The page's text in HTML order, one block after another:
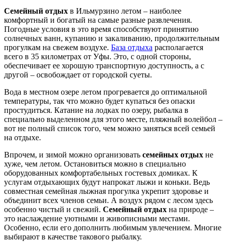
Семейный отдых в Ильмурзино летом – наиболее
комфортный и богатый на самые разные развлечения.
Погодные условия в это время способствуют принятию
солнечных ванн, купанию и закаливанию, продолжительным
прогулкам на свежем воздухе. База отдыха располагается
всего в 35 километрах от Уфы. Это, с одной стороны,
обеспечивает ее хорошую транспортную доступность, а с
другой – освобождает от городской суеты.
Вода в местном озере летом прогревается до оптимальной
температуры, так что можно будет купаться без опаски
простудиться. Катание на лодках по озеру, рыбалка в
специально выделенном для этого месте, пляжный волейбол –
вот не полный список того, чем можно заняться всей семьей
на отдыхе.
Впрочем, и зимой можно организовать семейных отдых не
хуже, чем летом. Остановиться можно в специально
оборудованных комфортабельных гостевых домиках. К
услугам отдыхающих будут напрокат лыжи и коньки. Ведь
совместная семейная лыжная прогулка укрепит здоровье и
объединит всех членов семьи. А воздух рядом с лесом здесь
особенно чистый и свежий. Семейный отдых на природе –
это наслаждение уютными и живописными местами.
Особенно, если его дополнить любимым увлечением. Многие
выбирают в качестве такового рыбалку.